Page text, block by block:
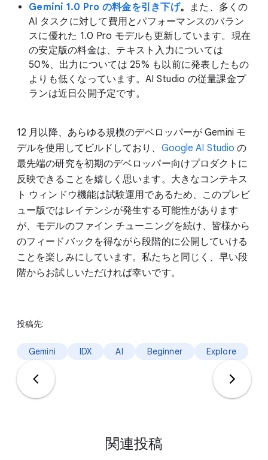
Gemini 1.0 Pro の料金を引き下げ。
また、多くの
AI タスクに対して費用とパフォーマンスのバラン
スに優れた 1.0 Pro モデルも更新しています。現在
の安定版の料金は、テキスト入力については
50%、出力については 25% も以前に発表したもの
よりも低くなっています。AI Studio の従量課金プ
ランは近日公開予定です。
12 月以降、あらゆる規模のデベロッパーが Gemini モ
デルを使用してビルドしており、 Google AI Studio の
最先端の研究を初期のデベロッパー向けプロダクトに
反映できることを嬉しく思います。大きなコンテキス
ト ウィンドウ機能は試験運用であるため、このプレビ
ュー版ではレイテンシが発生する可能性があります
が、モデルのファイン チューニングを続け、皆様から
のフィードバックを得ながら段階的に公開していける
ことを楽しみにしています。私たちと同じく、早い段
階からお試しいただければ幸いです。
投稿先:
Gemini IDX AI Beginner Explore
関連投稿